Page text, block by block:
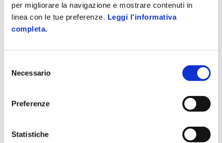
per migliorare la navigazione e mostrare contenuti in
linea con le tue preferenze. Leggi l'informativa
completa.
delNecessario
Preferenze
Statistiche
Azienda Digitale
Il magazine promosso da
per chi vuole
lavoro.
clienti, personale, documentale e tutto quello